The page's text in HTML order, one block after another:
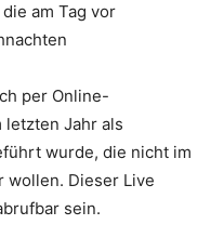
am Tag vor
per Online-
Jahr als
wurde, die nicht im
wollen. Dieser Live
sein.